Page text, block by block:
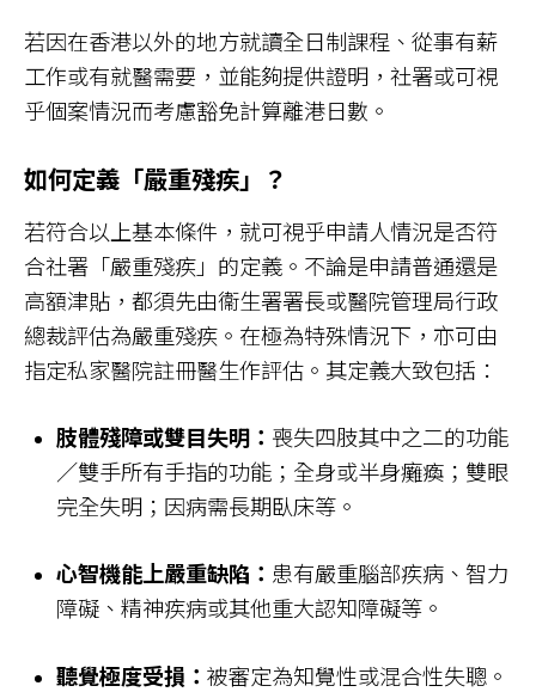
若因在香港以外的地方就讀全日制課程、從事有薪
工作或有就醫需要，並能夠提供證明，社署或可視
乎個案情況而考慮豁免計算離港日數。
如何定義「嚴重殘疾」？
若符合以上基本條件，就可視乎申請人情況是否符
合社署「嚴重殘疾」的定義。不論是申請普通還是
高額津貼，都須先由衞生署署長或醫院管理局行政
總裁評估為嚴重殘疾。在極為特殊情況下，亦可由
指定私家醫院註冊醫生作評估。其定義大致包括：
肢體殘障或雙目失明： 喪失四肢其中之二的功能
／雙手所有手指的功能；全身或半身癱瘓；雙眼
完全失明；因病需長期臥床等。
心智機能上嚴重缺陷： 患有嚴重腦部疾病、智力
障礙、精神疾病或其他重大認知障礙等。
聽覺極度受損：被審定為知覺性或混合性失聰。